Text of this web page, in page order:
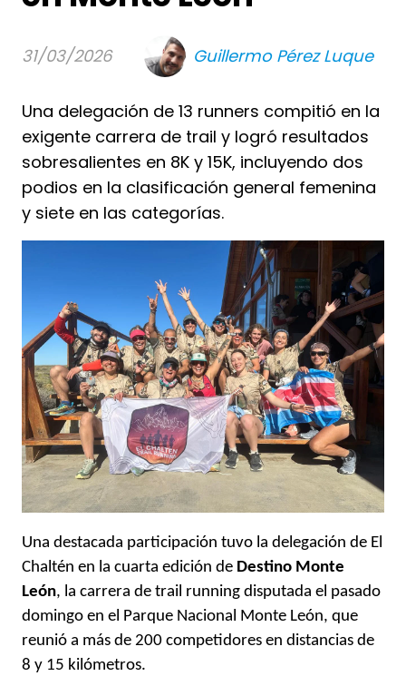
Una delegación de 13 runners compitió en la
exigente carrera de trail y logró resultados
sobresalientes en 8K y 15K, incluyendo dos
podios en la clasificación general femenina
y siete en las categorías.
31/03/2026 Guillermo Pérez Luque
Una destacada participación tuvo la delegación de El
Chaltén en la cuarta edición de Destino Monte
León, la carrera de trail running disputada el pasado
domingo en el Parque Nacional Monte León, que
reunió a más de 200 competidores en distancias de
8 y 15 kilómetros.